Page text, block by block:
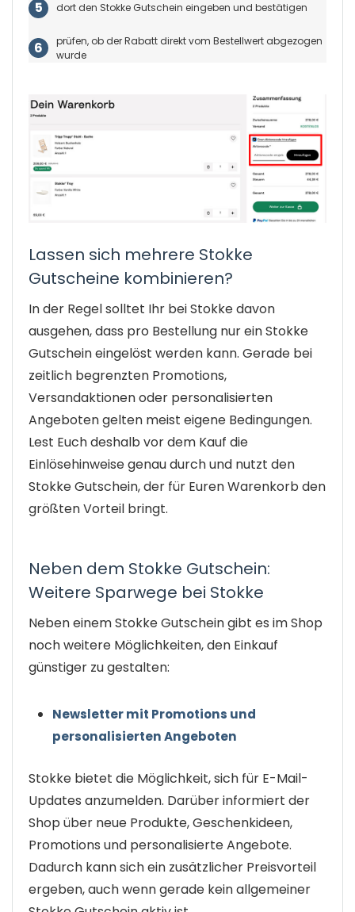
dort den Stokke Gutschein eingeben und bestätigen
prüfen, ob der Rabatt direkt vom Bestellwert abgezogen
wurde
Lassen sich mehrere Stokke
Gutscheine kombinieren?
In der Regel solltet Ihr bei Stokke davon
ausgehen, dass pro Bestellung nur ein Stokke
Gutschein eingelöst werden kann. Gerade bei
zeitlich begrenzten Promotions,
Versandaktionen oder personalisierten
Angeboten gelten meist eigene Bedingungen.
Lest Euch deshalb vor dem Kauf die
Einlösehinweise genau durch und nutzt den
Stokke Gutschein, der für Euren Warenkorb den
größten Vorteil bringt.
Neben dem Stokke Gutschein:
Weitere Sparwege bei Stokke
Neben einem Stokke Gutschein gibt es im Shop
noch weitere Möglichkeiten, den Einkauf
günstiger zu gestalten:
Newsletter mit Promotions und
personalisierten Angeboten
Stokke bietet die Möglichkeit, sich für E-Mail-
Updates anzumelden. Darüber informiert der
Shop über neue Produkte, Geschenkideen,
Promotions und personalisierte Angebote.
Dadurch kann sich ein zusätzlicher Preisvorteil
ergeben, auch wenn gerade kein allgemeiner